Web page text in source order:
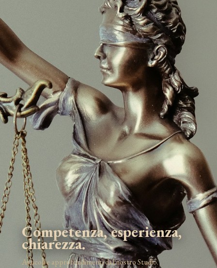
Competenza, esperienza,
chiarezza.
Articoli e approfondimenti dal nostro Studio.